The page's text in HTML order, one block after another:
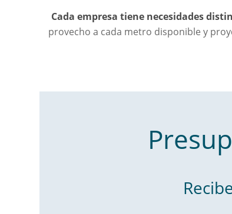
Cada empresa tiene necesidades
provecho a cada metro disponible y